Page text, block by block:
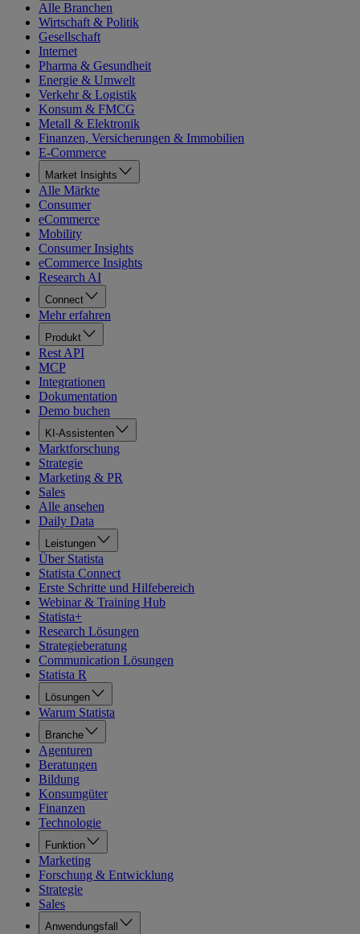
Alle Branchen
Wirtschaft & Politik
Gesellschaft
Internet
Pharma & Gesundheit
Energie & Umwelt
Verkehr & Logistik
Konsum & FMCG
Metall & Elektronik
Finanzen, Versicherungen & Immobilien
E-Commerce
Market Insights
Alle Märkte
Consumer
eCommerce
Mobility
Consumer Insights
eCommerce Insights
Research AI
Connect
Mehr erfahren
Produkt
Rest API
MCP
Integrationen
Dokumentation
Demo buchen
KI-Assistenten
Marktforschung
Strategie
Marketing & PR
Sales
Alle ansehen
Daily Data
Leistungen
Über Statista
Statista Connect
Erste Schritte und Hilfebereich
Webinar & Training Hub
Statista+
Research Lösungen
Strategieberatung
Communication Lösungen
Statista R
Lösungen
Warum Statista
Branche
Agenturen
Beratungen
Bildung
Konsumgüter
Finanzen
Technologie
Funktion
Marketing
Forschung & Entwicklung
Strategie
Sales
Anwendungsfall